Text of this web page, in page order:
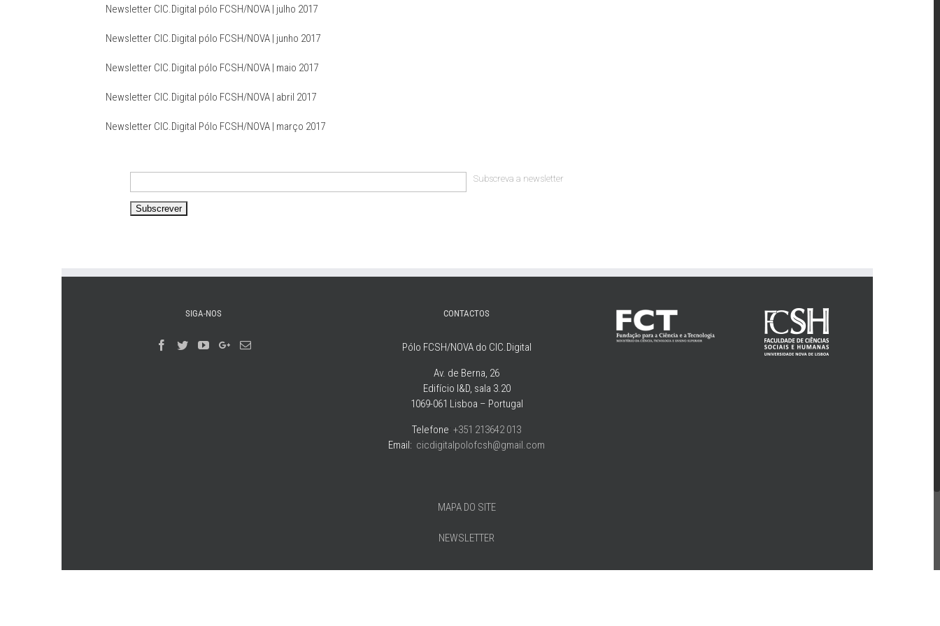
Newsletter CIC.Digital pólo FCSH/NOVA | julho 2017
Newsletter CIC.Digital pólo FCSH/NOVA | junho 2017
Newsletter CIC.Digital pólo FCSH/NOVA | maio 2017
Newsletter CIC.Digital pólo FCSH/NOVA | abril 2017
Newsletter CIC.Digital Pólo FCSH/NOVA | março 2017
Subscreva a newsletter
SIGA-NOS CONTACTOS
Pólo FCSH/NOVA do CIC.Digital
Av. de Berna, 26
Edifício I&D, sala 3.20
1069-061 Lisboa – Portugal
Telefone:+351 213642 013
Email: cicdigitalpolofcsh@gmail.com
MAPA DO SITE
NEWSLETTER